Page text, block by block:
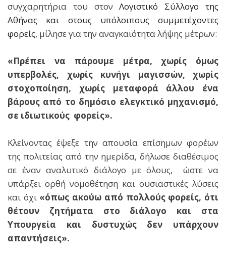
συγχαρητήρια του στονΛογιστικό Σύλλογο της
Αθήνας και στους υπόλοιπους συμμετέχοντες
φορείς, μίλησε για την αναγκαιότητα λήψης μέτρων:
«Πρέπει να πάρουμε μέτρα, χωρίς όμως
υπερβολές, χωρίς κυνήγι μαγισσών, χωρίς
στοχοποίηση, χωρίς μεταφορά άλλου ένα
βάρους από το δημόσιο ελεγκτικό μηχανισμό,
σε ιδιωτικούς φορείς».
Κλείνοντας έψεξε την απουσία επίσημων φορέων
της πολιτείας από την ημερίδα, δήλωσε διαθέσιμος
σε έναν αναλυτικό διάλογο με όλους, ώστε να
υπάρξει ορθή νομοθέτηση και ουσιαστικές λύσεις
και όχι «όπως ακούω από πολλούς φορείς, ότι
θέτουν ζητήματα στο διάλογο και στα
Υπουργεία και δυστυχώς δεν υπάρχουν
απαντήσεις».